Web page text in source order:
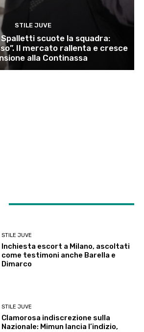
STILE JUVE
scuote la squadra:
Il mercato rallenta e cresce
alla Continassa
STILE JUVE
Inchiesta escort a Milano, ascoltati
come testimoni anche Barella e
Dimarco
STILE JUVE
Clamorosa indiscrezione sulla
Nazionale: Mimun lancia l’indizio,